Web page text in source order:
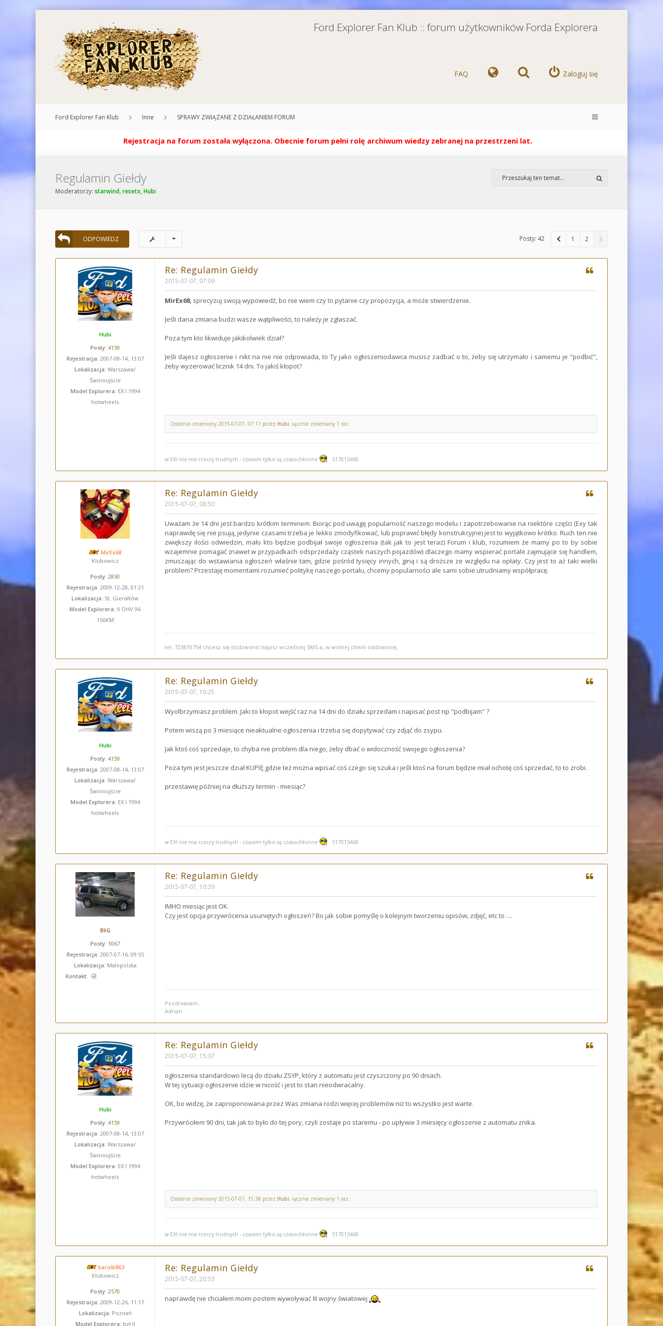
Ford Explorer Fan Klub :: forum użytkowników Forda Explorera
FAQ Zaloguj się
Ford Explorer Fan Klub Inne SPRAWY ZWIĄZANE Z DZIAŁANIEM FORUM
Rejestracja na forum została wyłączona. Obecnie forum pełni rolę archiwum wiedzy zebranej na przestrzeni lat.
Regulamin Giełdy
Moderatorzy: starwind, resetx, Hubi
ODPOWIEDZ Posty: 42 1 2 3
Hubi
Posty: 4159
Rejestracja: 2007-08-14, 13:07
Lokalizacja: Warszawa/
Świnoujście
Model Explorera: EX I 1994
hotwheels
Re: Regulamin Giełdy
2015-07-07, 07:09
MirEx68, sprecyzuj swoją wypowiedź, bo nie wiem czy to pytanie czy propozycja, a może stwierdzenie.
Jeśli dana zmiana budzi wasze wątpliwości, to należy je zgłaszać.
Poza tym kto likwiduje jakikolwiek dział?
Jeśli dajesz ogłoszenie i nikt na nie nie odpowiada, to Ty jako ogłoszeniodawca musisz zadbać o to, żeby się utrzymało i samemu je "podbić",
żeby wyzerować licznik 14 dni. To jakiś kłopot?
Ostatnio zmieniony 2015-07-07, 07:11 przez Hubi, łącznie zmieniany 1 raz.
w EXI nie ma rzeczy trudnych - czasem tylko są czasochłonne 517015460
MirEx68
Klubowicz
Posty: 2850
Rejestracja: 2009-12-28, 01:21
Lokalizacja: St. Gierałtów
Model Explorera: II OHV 96
156KM
Re: Regulamin Giełdy
2015-07-07, 08:50
Uważam że 14 dni jest bardzo krótkim terminem. Biorąc pod uwagę popularność naszego modelu i zapotrzebowanie na niektóre części (Exy tak
naprawdę się nie psują, jedynie czasami trzeba je lekko zmodyfikować, lub poprawić błędy konstrukcyjne) jest to wyjątkowo krótko. Ruch ten nie
zwiększy ilości odwiedzin, mało kto będzie podbijał swoje ogłoszenia (tak jak to jest teraz) Forum i klub, rozumiem że mamy po to by sobie
wzajemnie pomagać (nawet w przypadkach odsprzedaży cząstek naszych pojazdów) dlaczego mamy wspierać portale zajmujące się handlem,
zmuszając do wstawiania ogłoszeń właśnie tam, gdzie pośród tysięcy innych, giną i są droższe ze względu na opłaty. Czy jest to aż taki wielki
problem? Przestaję momentami rozumieć politykę naszego portalu, chcemy popularności ale sami sobie utrudniamy współpracę.
tel. 723810754 chcesz się dodzwonić napisz wcześniej SMS-a, w wolnej chwili oddzwonię.
Hubi
Posty: 4159
Rejestracja: 2007-08-14, 13:07
Lokalizacja: Warszawa/
Świnoujście
Model Explorera: EX I 1994
hotwheels
Re: Regulamin Giełdy
2015-07-07, 10:25
Wyolbrzymiasz problem. Jaki to kłopot wejść raz na 14 dni do działu sprzedam i napisać post np "podbijam" ?
Potem wiszą po 3 miesiące nieaktualne ogłoszenia i trzeba się dopytywać czy zdjąć do zsypu.
Jak ktoś coś sprzedaje, to chyba nie problem dla niego, żeby dbać o widoczność swojego ogłoszenia?
Poza tym jest jeszcze dział KUPIĘ gdzie też można wpisać coś czego się szuka i jeśli ktoś na forum będzie miał ochotę coś sprzedać, to to zrobi.
przestawię później na dłuższy termin - miesiąc?
w EXI nie ma rzeczy trudnych - czasem tylko są czasochłonne 517015460
BliG
Posty: 1067
Rejestracja: 2007-07-16, 09:55
Lokalizacja: Małopolska
Kontakt:
Re: Regulamin Giełdy
2015-07-07, 10:39
IMHO miesiąc jest OK.
Czy jest opcja przywrócenia usuniętych ogłoszeń? Bo jak sobie pomyślę o kolejnym tworzeniu opisów, zdjęć, etc to ....
Pozdrawiam,
Adrian
Hubi
Posty: 4159
Rejestracja: 2007-08-14, 13:07
Lokalizacja: Warszawa/
Świnoujście
Model Explorera: EX I 1994
hotwheels
Re: Regulamin Giełdy
2015-07-07, 15:37
ogłoszenia standardowo lecą do działu ZSYP, który z automatu jest czyszczony po 90 dniach.
W tej sytuacji ogłoszenie idzie w nicość i jest to stan nieodwracalny.
OK, bo widzę, że zaproponowana przez Was zmiana rodzi więcej problemów niż to wszystko jest warte.
Przywróciłem 90 dni, tak jak to było do tej pory, czyli zostaje po staremu - po upływie 3 miesięcy ogłoszenie z automatu znika.
Ostatnio zmieniony 2015-07-07, 15:38 przez Hubi, łącznie zmieniany 1 raz.
w EXI nie ma rzeczy trudnych - czasem tylko są czasochłonne 517015460
karolb863
Klubowicz
Posty: 2570
Rejestracja: 2009-12-26, 11:17
Lokalizacja: Poznań
Model Explorera: był II
Re: Regulamin Giełdy
2015-07-07, 20:53
naprawdę nie chciałem moim postem wywoływać III wojny światowej